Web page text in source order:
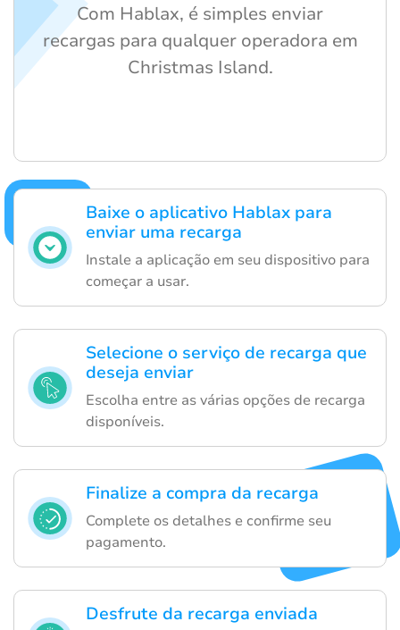
Baixe o aplicativo Hablax para
enviar uma recarga
Instale a aplicação em seu dispositivo para
começar a usar.
Selecione o serviço de recarga que
deseja enviar
Escolha entre as várias opções de recarga
disponíveis.
Finalize a compra da recarga
Complete os detalhes e confirme seu
pagamento.
Desfrute da recarga enviada
Com Hablax, é simples enviar
recargas para qualquer operadora em
Christmas Island.